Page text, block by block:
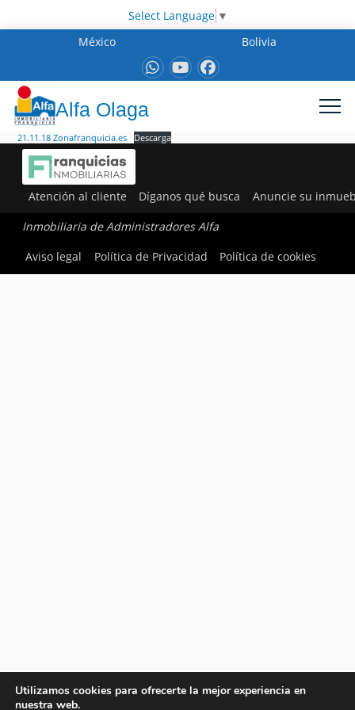
Select Language ▼
México
Bolivia
Alfa Olaga
21.11.18 Zonafranquicia.es Descarga
Atención al cliente Díganos qué busca Anuncie su
Inmobiliaria de Administradores Alfa
Aviso legal
Política de Privacidad Política de cookies
Utilizamos cookies para ofrecerte la mejor experiencia en
nuestra web.